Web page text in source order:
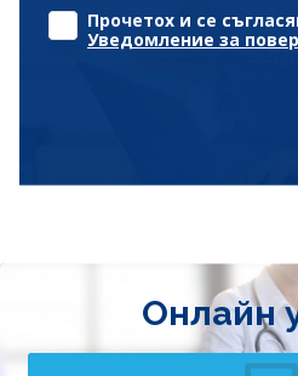
Прочетох и се
Уведомление за
Онлайн